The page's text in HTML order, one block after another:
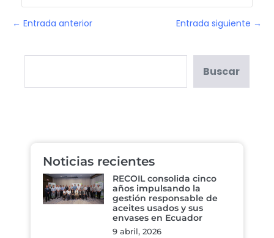
← Entrada anterior Entrada siguiente →
Buscar
Noticias recientes
RECOIL consolida cinco
años impulsando la
gestión responsable de
aceites usados y sus
envases en Ecuador
9 abril, 2026